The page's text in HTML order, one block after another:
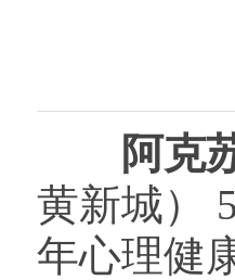
阿克
黄新城）
年心理健